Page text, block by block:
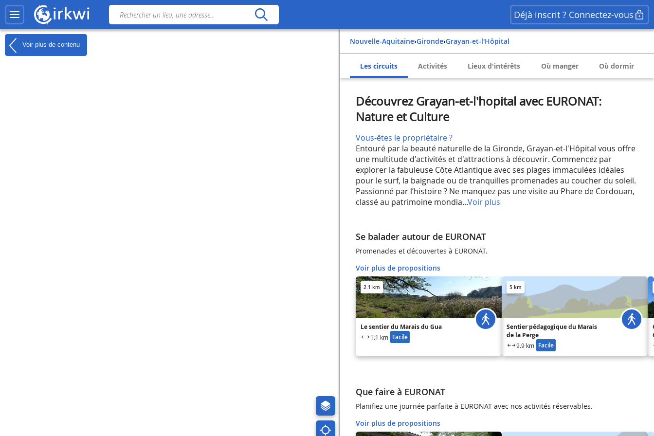
Déjà inscrit ? Connectez-vous
Voir plus de contenu Nouvelle-Aquitaine› Gironde› Grayan-et-l'Hôpital
Les circuits Activités Lieux d'intérêts Où manger Où dormir
Découvrez Grayan-et-l'hopital avec EURONAT:
Nature et Culture
Vous-êtes le propriétaire ?
Entouré par la beauté naturelle de la Gironde, Grayan-et-l'Hôpital vous offre
une multitude d'activités et d'attractions à découvrir. Commencez par
explorer la fabuleuse Côte Atlantique avec ses plages immaculées idéales
pour le surf, la baignade ou de tranquilles promenades au coucher du soleil.
Passionné par l’histoire ? Ne manquez pas une visite au Phare de Cordouan,
classé au patrimoine mondia...Voir plus
Se balader autour de EURONAT
Promenades et découvertes à EURONAT.
Voir plus de propositions
2.1 km
Le sentier du Marais du Gua
1.1 km Facile
5 km
Sentier pédagogique du Marais
de la Perge
9.9 km Facile
Que faire à EURONAT
Planifiez une journée parfaite à EURONAT avec nos activités réservables.
Voir plus de propositions